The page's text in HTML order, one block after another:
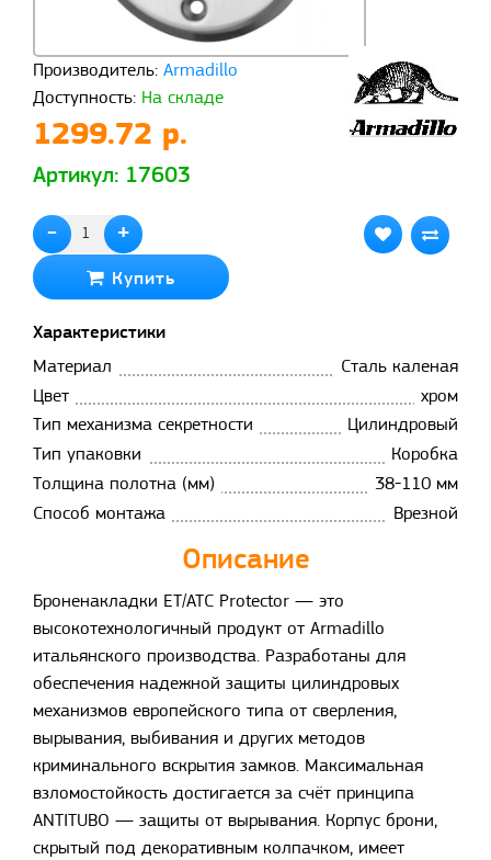
Производитель: Armadillo
Доступность: На складе
1299.72 р.
Артикул: 17603
- +
Купить
Характеристики
Материал
Сталь каленая
Цвет
хром
Тип механизма секретности
Цилиндровый
Тип упаковки
Коробка
Толщина полотна (мм)
38-110 мм
Способ монтажа
Врезной
Описание
Броненакладки ET/ATC Protector — это
высокотехнологичный продукт от Armadillo
итальянского производства. Разработаны для
обеспечения надежной защиты цилиндровых
механизмов европейского типа от сверления,
вырывания, выбивания и других методов
криминального вскрытия замков. Максимальная
взломостойкость достигается за счёт принципа
ANTITUBO — защиты от вырывания. Корпус брони,
скрытый под декоративным колпачком, имеет